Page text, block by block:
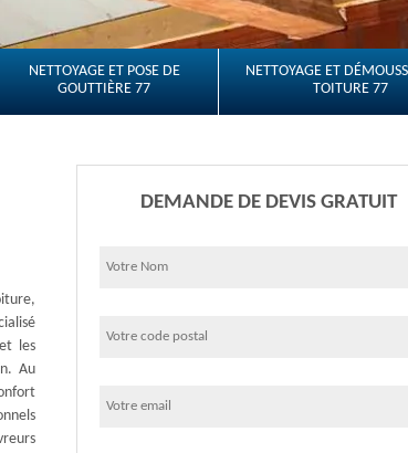
NETTOYAGE ET POSE DE
GOUTTIÈRE 77
NETTOYAGE ET
TOITURE 77
les
Au
DEMANDE DE DEVIS GRATUIT